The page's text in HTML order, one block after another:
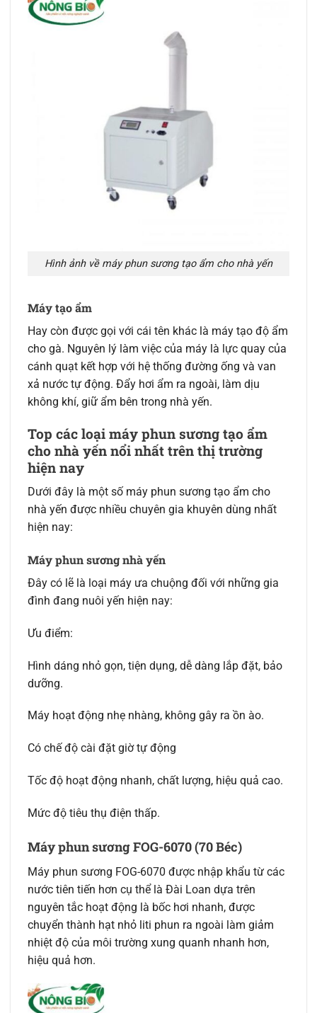
Hình ảnh về máy phun sương tạo ẩm cho nhà yến
Máy tạo ẩm
Hay còn được gọi với cái tên khác là máy tạo độ ẩm
cho gà. Nguyên lý làm việc của máy là lực quay của
cánh quạt kết hợp với hệ thống đường ống và van
xả nước tự động. Đẩy hơi ẩm ra ngoài, làm dịu
không khí, giữ ẩm bên trong nhà yến.
Top các loại máy phun sương tạo ẩm
cho nhà yến nổi nhất trên thị trường
hiện nay
Dưới đây là một số máy phun sương tạo ẩm cho
nhà yến được nhiều chuyên gia khuyên dùng nhất
hiện nay:
Máy phun sương nhà yến
Đây có lẽ là loại máy ưa chuộng đối với những gia
đình đang nuôi yến hiện nay:
Ưu điểm:
Hình dáng nhỏ gọn, tiện dụng, dễ dàng lắp đặt, bảo
dưỡng.
Máy hoạt động nhẹ nhàng, không gây ra ồn ào.
Có chế độ cài đặt giờ tự động
Tốc độ hoạt động nhanh, chất lượng, hiệu quả cao.
Mức độ tiêu thụ điện thấp.
Máy phun sương FOG-6070 (70 Béc)
Máy phun sương FOG-6070 được nhập khẩu từ các
nước tiên tiến hơn cụ thể là Đài Loan dựa trên
nguyên tắc hoạt động là bốc hơi nhanh, được
chuyển thành hạt nhỏ liti phun ra ngoài làm giảm
nhiệt độ của môi trường xung quanh nhanh hơn,
hiệu quả hơn.